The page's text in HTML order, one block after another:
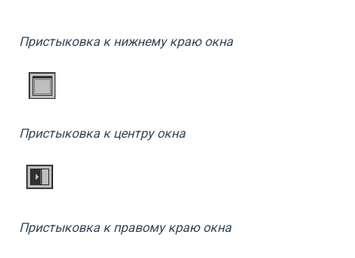
Пристыковка к нижнему краю окна
Пристыковка к центру окна
Пристыковка к правому краю окна